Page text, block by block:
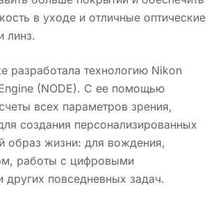
в уходе и отличные оптические
линз.
разработала технологию Nikon
(NODE). С ее помощью
всех параметров зрения,
создания персонализированных
образ жизни: для вождения,
работы с цифровыми
других повседневных задач.